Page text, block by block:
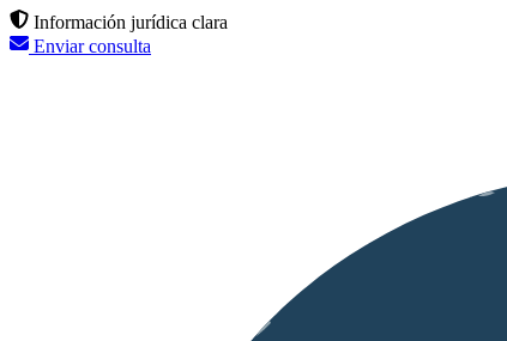
Información jurídica clara
Enviar consulta